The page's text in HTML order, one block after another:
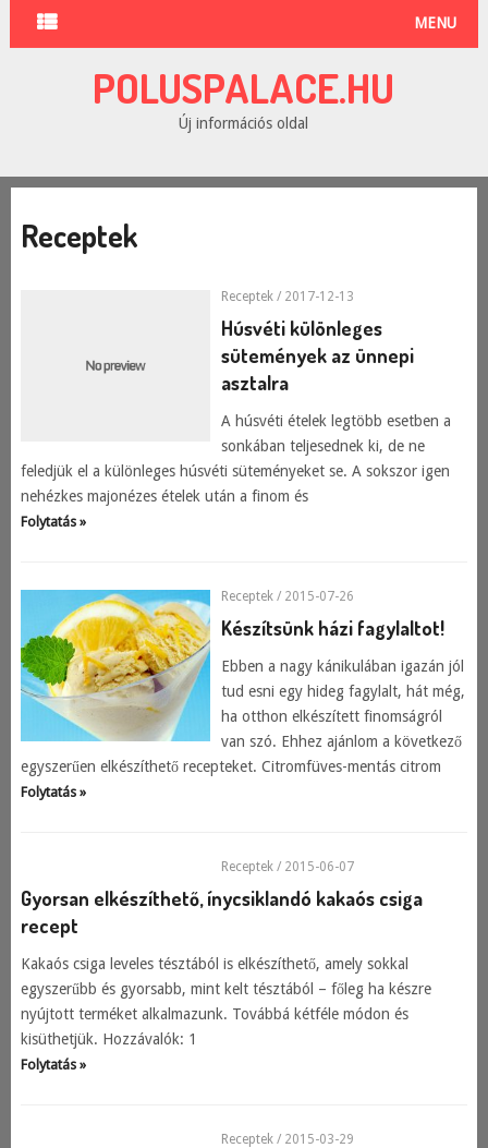
MENU
POLUSPALACE.HU
Új információs oldal
Receptek
Receptek / 2017-12-13
Húsvéti különleges
sütemények az ünnepi
asztalra
A húsvéti ételek legtöbb esetben a
sonkában teljesednek ki, de ne
feledjük el a különleges húsvéti süteményeket se. A sokszor igen
nehézkes majonézes ételek után a finom és
Folytatás »
Receptek / 2015-07-26
Készítsünk házi fagylaltot!
Ebben a nagy kánikulában igazán jól
tud esni egy hideg fagylalt, hát még,
ha otthon elkészített finomságról
van szó. Ehhez ajánlom a következő
egyszerűen elkészíthető recepteket. Citromfüves-mentás citrom
Folytatás »
Receptek / 2015-06-07
Gyorsan elkészíthető, ínycsiklandó kakaós csiga
recept
Kakaós csiga leveles tésztából is elkészíthető, amely sokkal
egyszerűbb és gyorsabb, mint kelt tésztából – főleg ha készre
nyújtott terméket alkalmazunk. Továbbá kétféle módon és
kisüthetjük. Hozzávalók: 1
Folytatás »
Receptek / 2015-03-29